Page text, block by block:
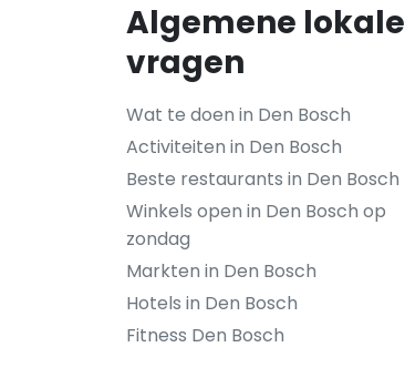
Algemene lokale
vragen
Wat te doen in Den Bosch
Activiteiten in Den Bosch
Beste restaurants in Den Bosch
Winkels open in Den Bosch op
zondag
Markten in Den Bosch
Hotels in Den Bosch
Fitness Den Bosch